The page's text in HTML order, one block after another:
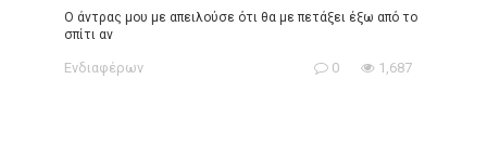
Ο άντρας μου με απειλούσε ότι θα με πετάξει έξω από το
σπίτι αν
Ενδιαφέρων 0 1,687